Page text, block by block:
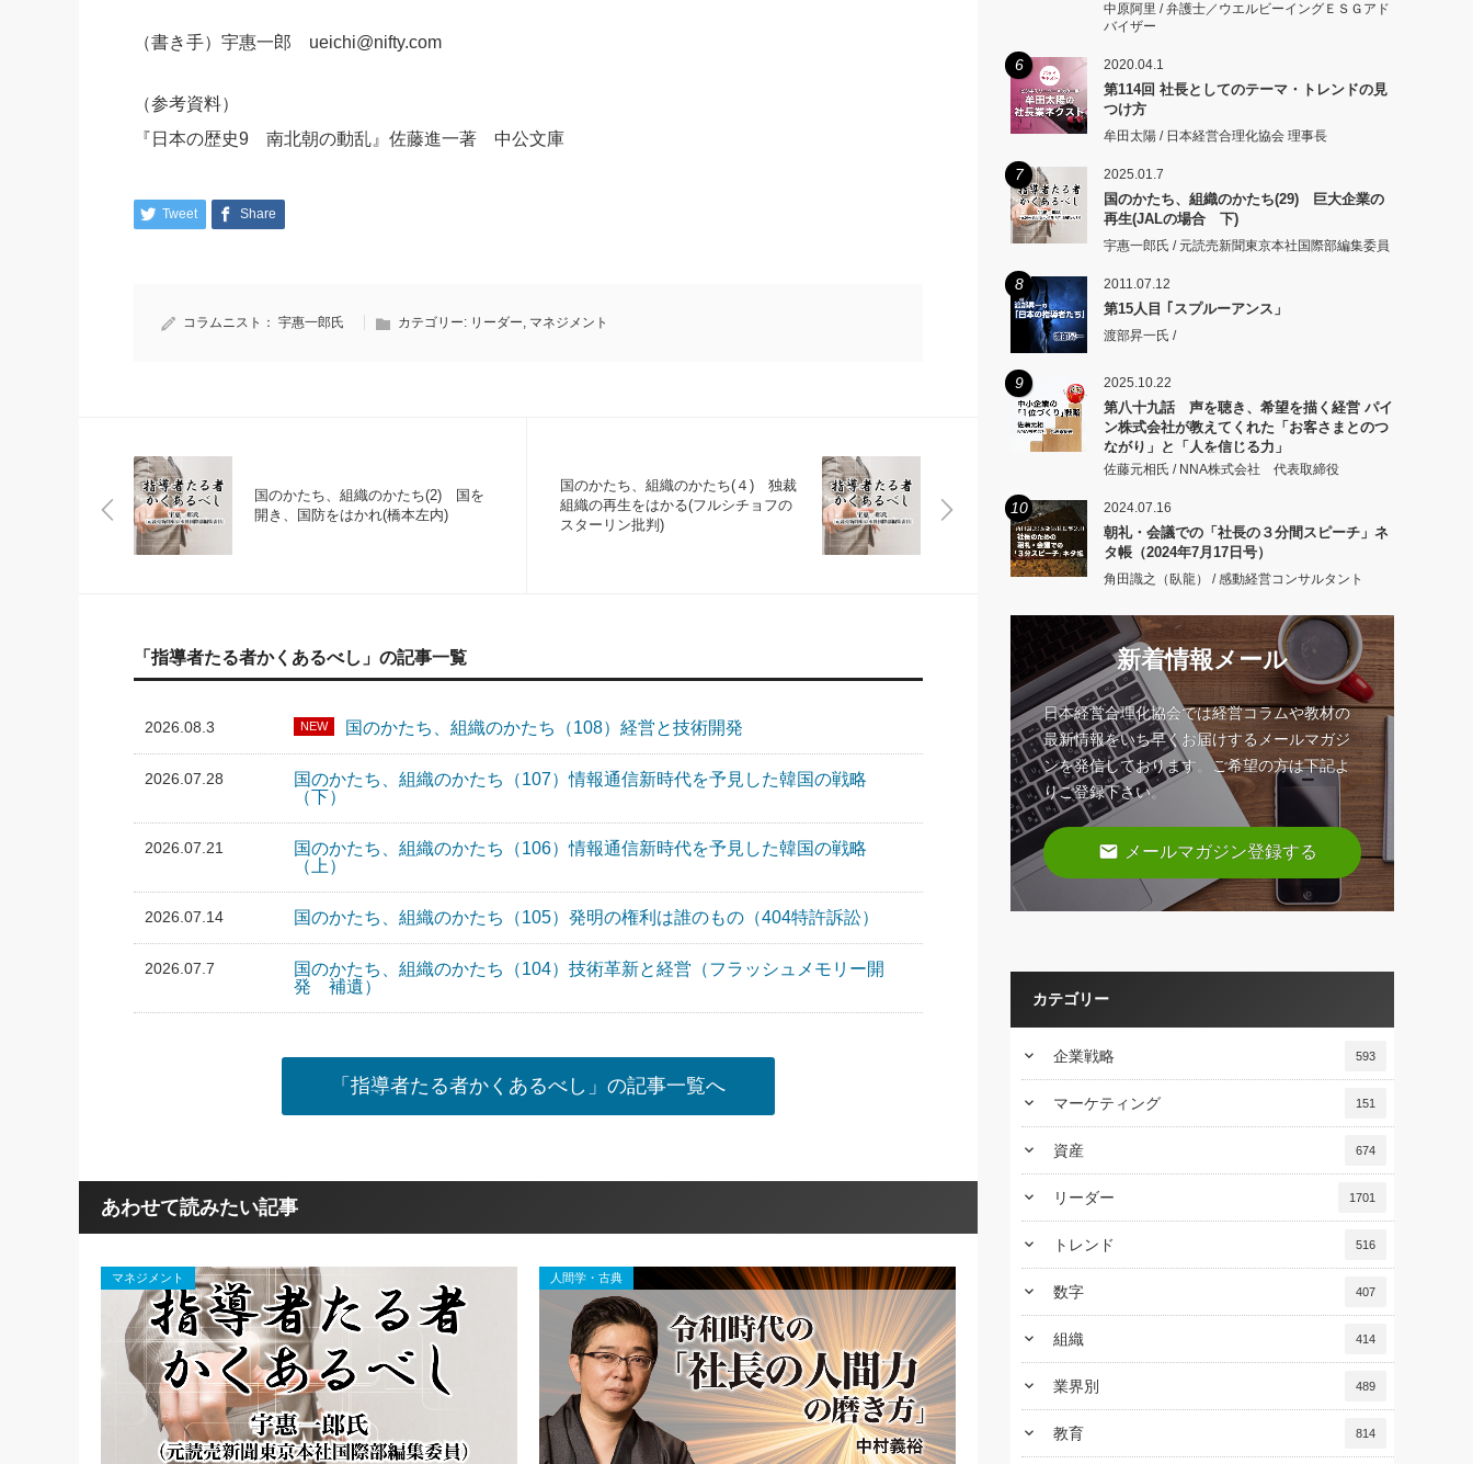
（書き手）宇惠一郎 ueichi@nifty.com
（参考資料）
『日本の歴史9 南北朝の動乱』佐藤進一著 中公文庫
Tweet Share
コラムニスト： 宇惠一郎氏 カテゴリー: リーダー, マネジメント
国のかたち、組織のかたち(2) 国を
開き、国防をはかれ(橋本左内)
国のかたち、組織のかたち(４) 独裁
組織の再生をはかる(フルシチョフの
スターリン批判)
「指導者たる者かくあるべし」の記事一覧
2026.08.3 NEW 国のかたち、組織のかたち（108）経営と技術開発
2026.07.28
国のかたち、組織のかたち（107）情報通信新時代を予見した韓国の戦略
（下）
2026.07.21
国のかたち、組織のかたち（106）情報通信新時代を予見した韓国の戦略
（上）
2026.07.14 国のかたち、組織のかたち（105）発明の権利は誰のもの（404特許訴訟）
2026.07.7
国のかたち、組織のかたち（104）技術革新と経営（フラッシュメモリー開
発 補遺）
「指導者たる者かくあるべし」の記事一覧へ
あわせて読みたい記事
マネジメント 人間学・古典
中原阿里 / 弁護士／ウエルビーイングＥＳＧアド
バイザー
6 2020.04.1
第114回 社長としてのテーマ・トレンドの見
つけ方
牟田太陽 / 日本経営合理化協会 理事長
7 2025.01.7
国のかたち、組織のかたち(29) 巨大企業の
再生(JALの場合 下)
宇惠一郎氏 / 元読売新聞東京本社国際部編集委員
8 2011.07.12
第15人目 ｢スプルーアンス」
渡部昇一氏 /
9 2025.10.22
第八十九話 声を聴き、希望を描く経営 パイ
ン株式会社が教えてくれた「お客さまとのつ
ながり」と「人を信じる力」
佐藤元相氏 / NNA株式会社 代表取締役
10 2024.07.16
朝礼・会議での「社長の３分間スピーチ」ネ
タ帳（2024年7月17日号）
角田識之（臥龍） / 感動経営コンサルタント
新着情報メール
日本経営合理化協会では経営コラムや教材の
最新情報をいち早くお届けするメールマガジ
ンを発信しております。ご希望の方は下記よ
りご登録下さい。
email メールマガジン登録する
カテゴリー
keyboard_arrow_down 企業戦略 593
keyboard_arrow_down マーケティング 151
keyboard_arrow_down 資産 674
keyboard_arrow_down リーダー 1701
keyboard_arrow_down トレンド 516
keyboard_arrow_down 数字 407
keyboard_arrow_down 組織 414
keyboard_arrow_down 業界別 489
keyboard_arrow_down 教育 814